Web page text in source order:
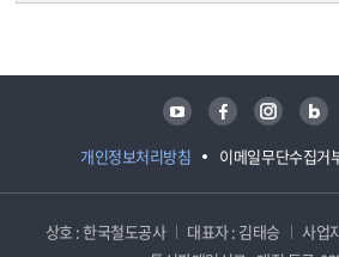
개인정보처리방침 이메일무단수집거
유튜브 페이스북 인스타그램 블로그
상호 : 한국철도공사 대표자 : 김태승
사업